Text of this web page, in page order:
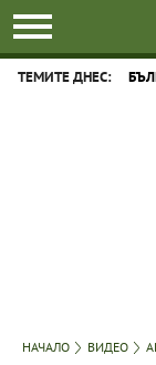
ТЕМИТЕ ДНЕС:
НАЧАЛО ВИДЕО